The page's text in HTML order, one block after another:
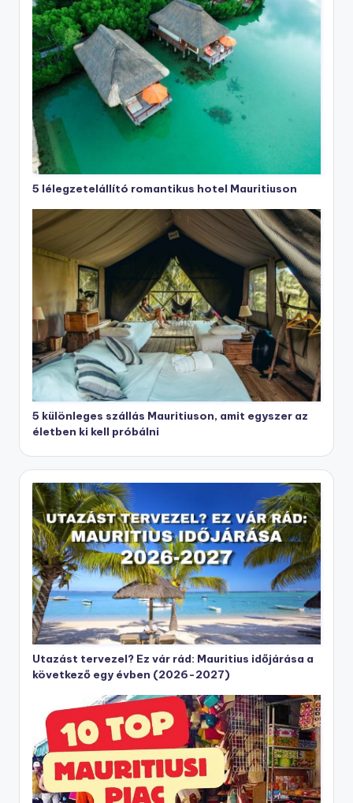
5 lélegzetelállító romantikus hotel Mauritiuson
5 különleges szállás Mauritiuson, amit egyszer az
életben ki kell próbálni
Utazást tervezel? Ez vár rád: Mauritius időjárása a
következő egy évben (2026-2027)